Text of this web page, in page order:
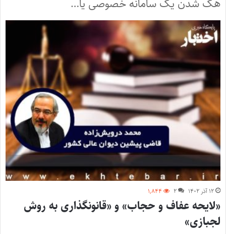
هک شدن یک سامانه خصوصی یا…
۱۲ آذر ۱۴۰۲ ۲ ۱,۸۴۴
«لایحه عفاف و حجاب» و «قانونگذاری به روش
لجبازی»